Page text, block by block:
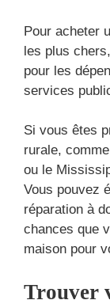
Pour acheter
les plus
pour les
services
Si vous êtes
rurale,
ou le
Vous pouvez
réparation à
chances que
maison pour
Trouver